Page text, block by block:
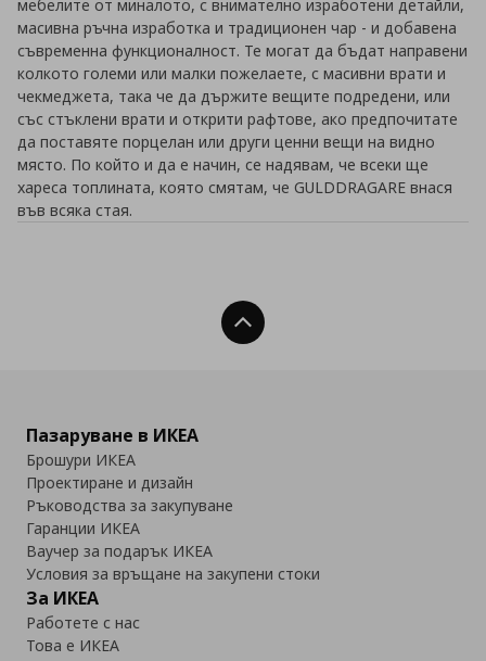
мебелите от миналото, с внимателно изработени детайли,
масивна ръчна изработка и традиционен чар - и добавена
съвременна функционалност. Те могат да бъдат направени
колкото големи или малки пожелаете, с масивни врати и
чекмеджета, така че да държите вещите подредени, или
със стъклени врати и открити рафтове, ако предпочитате
да поставяте порцелан или други ценни вещи на видно
място. По който и да е начин, се надявам, че всеки ще
хареса топлината, която смятам, че GULDDRAGARE внася
във всяка стая.
Нагоре
Пазаруване в ИКЕА
Брошури ИКЕА
Проектиране и дизайн
Ръководства за закупуване
Гаранции ИКЕА
Ваучер за подарък ИКЕА
Условия за връщане на закупени стоки
За ИКЕА
Работете с нас
Това е ИКЕА